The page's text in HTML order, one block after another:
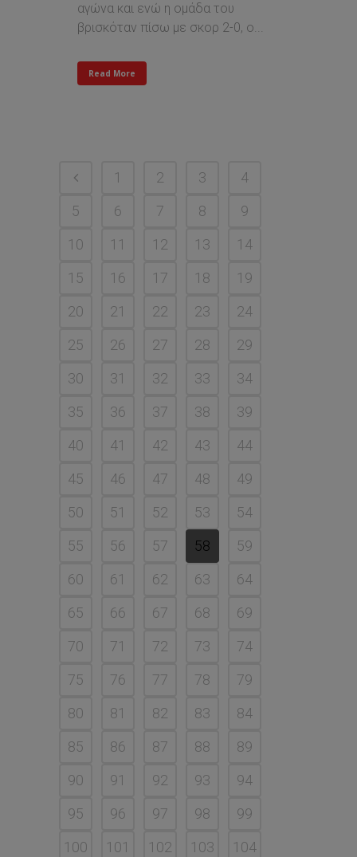
αγώνα και ενώ η ομάδα του
βρισκόταν πίσω με σκορ 2-0, ο...
Read More
1 2 3
4
5
6 7 8
9
10
11 12 13
14
15
16 17 18
19
20
21 22 23
24
25
26 27 28
29
30
31 32 33
34
35
36 37 38
39
40
41 42 43
44
45
46 47 48
49
50
51 52 53
54
55
56 57 58
59
60
61 62 63
64
65
66 67 68
69
70
71 72 73
74
75
76 77 78
79
80
81 82 83
84
85
86 87 88
89
90
91 92 93
94
95
96 97 98
99
100
101 102 103
104